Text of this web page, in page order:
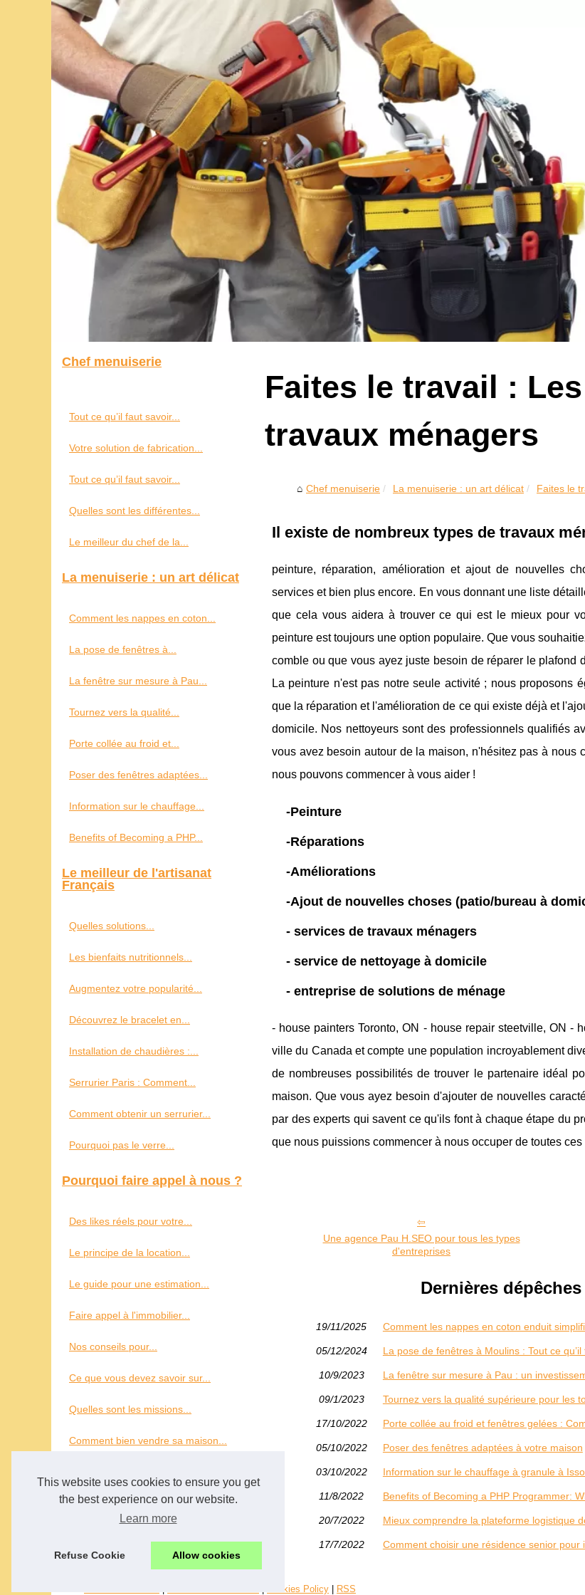
This website uses cookies to ensure you get
the best experience on our website.
Learn more
Refuse Cookie Allow cookies
Faites le travail :
travaux ménagers
Chef menuiserie La menuiserie : un art délicat Faites le
Il existe de nombreux types de travaux
peinture, réparation, amélioration et ajout de nouvelles
services et bien plus encore. En vous donnant une liste
que cela vous aidera à trouver ce qui est le mieux pour
peinture est toujours une option populaire. Que vous
comble ou que vous ayez juste besoin de réparer le plafond
La peinture n'est pas notre seule activité ; nous proposons
que la réparation et l'amélioration de ce qui existe déjà et
domicile. Nos nettoyeurs sont des professionnels qualifiés
vous avez besoin autour de la maison, n'hésitez pas à nous
nous pouvons commencer à vous aider !
-Peinture
-Réparations
-Améliorations
-Ajout de nouvelles choses (patio/bureau à
- services de travaux ménagers
- service de nettoyage à domicile
- entreprise de solutions de ménage
- house painters Toronto, ON - house repair steetville, ON -
ville du Canada et compte une population incroyablement
de nombreuses possibilités de trouver le partenaire idéal
maison. Que vous ayez besoin d'ajouter de nouvelles
par des experts qui savent ce qu'ils font à chaque étape du
que nous puissions commencer à nous occuper de toutes
Une agence Pau H.SEO pour tous les types
d'entreprises
Dernières
19/11/2025 Comment les nappes en coton enduit
05/12/2024 La pose de fenêtres à Moulins : Tout ce
10/9/2023 La fenêtre sur mesure à Pau : un
09/1/2023 Tournez vers la qualité supérieure pour les
17/10/2022 Porte collée au froid et fenêtres gelées :
05/10/2022 Poser des fenêtres adaptées à votre maison
03/10/2022 Information sur le chauffage à granule à
11/8/2022 Benefits of Becoming a PHP Programmer:
20/7/2022 Mieux comprendre la plateforme logistique
17/7/2022 Comment choisir une résidence senior pour
Chef menuiserie
Tout ce qu’il faut savoir...
Votre solution de fabrication...
Tout ce qu’il faut savoir...
Quelles sont les différentes...
Le meilleur du chef de la...
La menuiserie : un art délicat
Comment les nappes en coton...
La pose de fenêtres à...
La fenêtre sur mesure à Pau...
Tournez vers la qualité...
Porte collée au froid et...
Poser des fenêtres adaptées...
Information sur le chauffage...
Benefits of Becoming a PHP...
Le meilleur de l'artisanat
Français
Quelles solutions...
Les bienfaits nutritionnels...
Augmentez votre popularité...
Découvrez le bracelet en...
Installation de chaudières :...
Serrurier Paris : Comment...
Comment obtenir un serrurier...
Pourquoi pas le verre...
Pourquoi faire appel à nous ?
Des likes réels pour votre...
Le principe de la location...
Le guide pour une estimation...
Faire appel à l'immobilier...
Nos conseils pour...
Ce que vous devez savoir sur...
Quelles sont les missions...
Comment bien vendre sa maison...
Cookies Policy RSS